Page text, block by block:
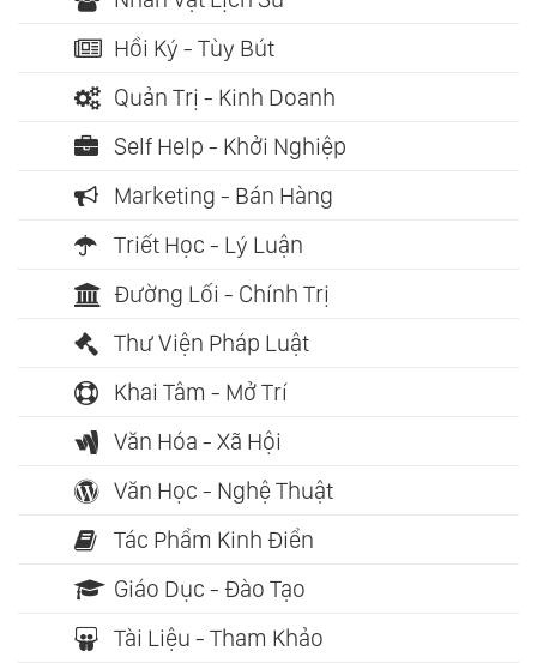
Hồi Ký - Tùy Bút
Quản Trị - Kinh Doanh
Self Help - Khởi Nghiệp
Marketing - Bán Hàng
Triết Học - Lý Luận
Đường Lối - Chính Trị
Thư Viện Pháp Luật
Khai Tâm - Mở Trí
Văn Hóa - Xã Hội
Văn Học - Nghệ Thuật
Tác Phẩm Kinh Điển
Giáo Dục - Đào Tạo
Tài Liệu - Tham Khảo